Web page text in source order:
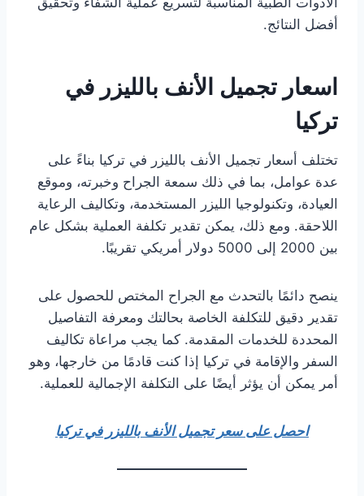
أفضل النتائج.
اسعار تجميل الأنف بالليزر في
تركيا
تختلف أسعار تجميل الأنف بالليزر في تركيا بناءً على
عدة عوامل، بما في ذلك سمعة الجراح وخبرته، وموقع
العيادة، وتكنولوجيا الليزر المستخدمة، وتكاليف الرعاية
اللاحقة. ومع ذلك، يمكن تقدير تكلفة العملية بشكل عام
بين 2000 إلى 5000 دولار أمريكي تقريبًا.
ينصح دائمًا بالتحدث مع الجراح المختص للحصول على
تقدير دقيق للتكلفة الخاصة بحالتك ومعرفة التفاصيل
المحددة للخدمات المقدمة. كما يجب مراعاة تكاليف
السفر والإقامة في تركيا إذا كنت قادمًا من خارجها، وهو
أمر يمكن أن يؤثر أيضًا على التكلفة الإجمالية للعملية.
احصل على سعر تجميل الأنف بالليزر في تركيا